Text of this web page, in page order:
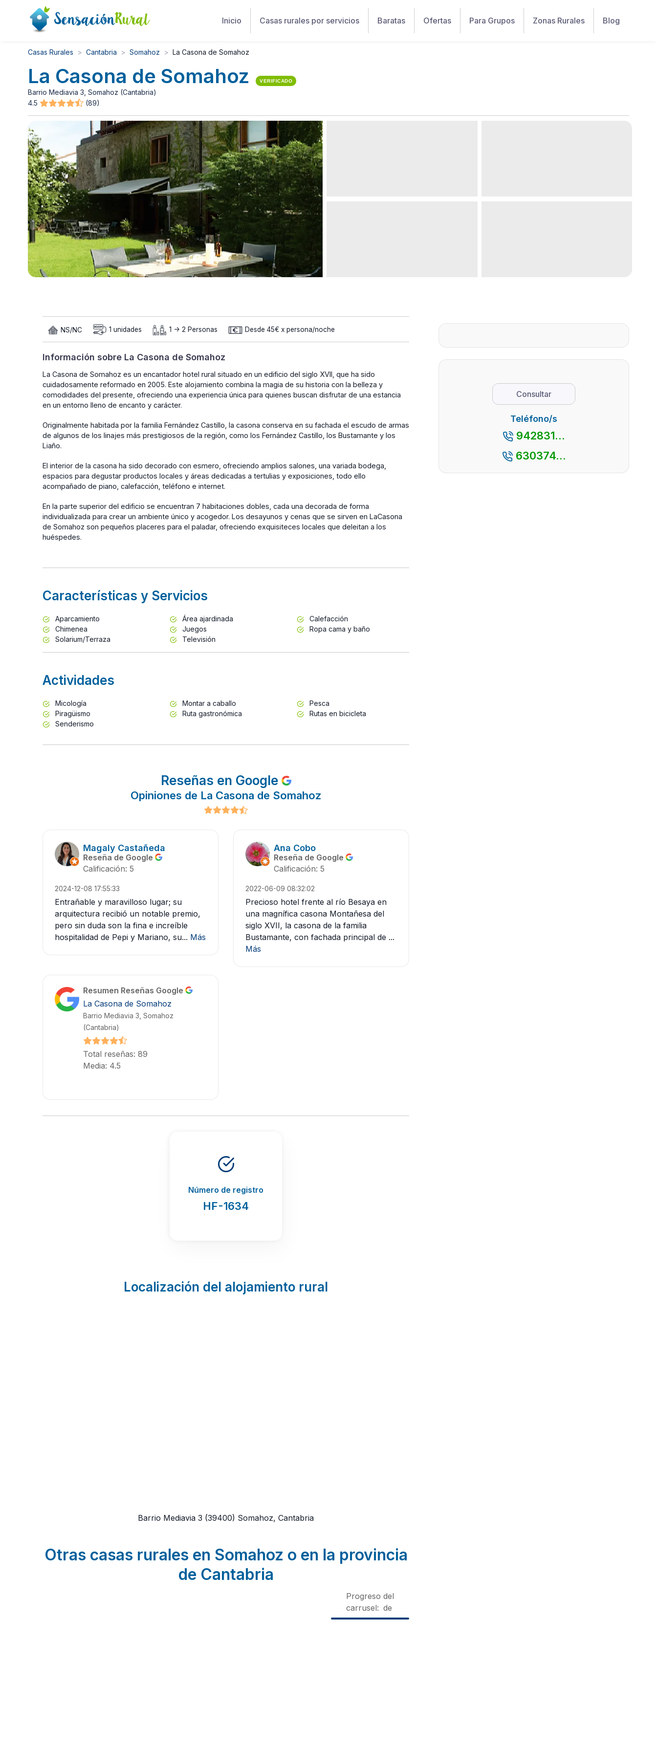
Inicio Casas rurales por servicios Baratas Ofertas Para Grupos Zonas Rurales Blog
Casas Rurales Cantabria Somahoz La Casona de Somahoz
La Casona de Somahoz VERIFICADO
Barrio Mediavia 3, Somahoz (Cantabria)
4.5
(89)
NS/NC 1 unidades 1 -> 2 Personas Desde 45€ x persona/noche
Información sobre La Casona de Somahoz
La Casona de Somahoz es un encantador hotel rural situado en un edificio del siglo XVII, que ha sido
cuidadosamente reformado en 2005. Este alojamiento combina la magia de su historia con la belleza y
comodidades del presente, ofreciendo una experiencia única para quienes buscan disfrutar de una estancia
en un entorno lleno de encanto y carácter.
Originalmente habitada por la familia Fernández Castillo, la casona conserva en su fachada el escudo de armas
de algunos de los linajes más prestigiosos de la región, como los Fernández Castillo, los Bustamante y los
Liaño.
El interior de la casona ha sido decorado con esmero, ofreciendo amplios salones, una variada bodega,
espacios para degustar productos locales y áreas dedicadas a tertulias y exposiciones, todo ello
acompañado de piano, calefacción, teléfono e internet.
En la parte superior del edificio se encuentran 7 habitaciones dobles, cada una decorada de forma
individualizada para crear un ambiente único y acogedor. Los desayunos y cenas que se sirven en LaCasona
de Somahoz son pequeños placeres para el paladar, ofreciendo exquisiteces locales que deleitan a los
huéspedes.
Características y Servicios
Aparcamiento Área ajardinada
Calefacción
Chimenea
Juegos
Ropa cama y baño
Solarium/Terraza
Televisión
Actividades
Micología Montar a caballo
Pesca
Piragüismo
Ruta gastronómica
Rutas en bicicleta
Senderismo
Reseñas en Google
Opiniones de La Casona de Somahoz
Magaly Castañeda
Reseña de Google
Calificación: 5
2024-12-08 17:55:33
Entrañable y maravilloso lugar; su
arquitectura recibió un notable premio,
pero sin duda son la fina e increíble
hospitalidad de Pepi y Mariano, su... Más
Ana Cobo
Reseña de Google
Calificación: 5
2022-06-09 08:32:02
Precioso hotel frente al río Besaya en
una magnífica casona Montañesa del
siglo XVII, la casona de la familia
Bustamante, con fachada principal de ...
Más
Resumen Reseñas Google
La Casona de Somahoz
Barrio Mediavia 3, Somahoz
(Cantabria)
Total reseñas: 89
Media: 4.5
Número de registro
HF-1634
Localización del alojamiento rural
Barrio Mediavia 3 (39400) Somahoz, Cantabria
Otras casas rurales en Somahoz o en la provincia
de Cantabria
Progreso del
carrusel: de
Consultar
Teléfono/s
942831...
630374...